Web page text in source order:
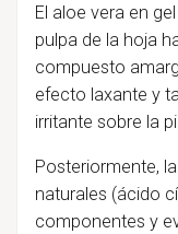
El aloe vera en
pulpa de la hoja
compuesto
efecto laxante y
irritante sobre la
Posteriormente,
naturales (ácido
componentes y